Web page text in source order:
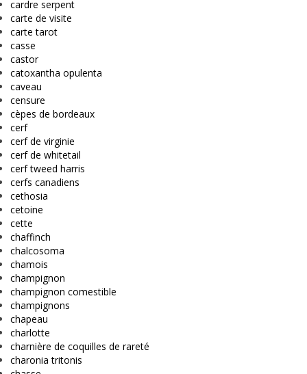
cardre serpent
carte de visite
carte tarot
casse
castor
catoxantha opulenta
caveau
censure
cèpes de bordeaux
cerf
cerf de virginie
cerf de whitetail
cerf tweed harris
cerfs canadiens
cethosia
cetoine
cette
chaffinch
chalcosoma
chamois
champignon
champignon comestible
champignons
chapeau
charlotte
charnière de coquilles de rareté
charonia tritonis